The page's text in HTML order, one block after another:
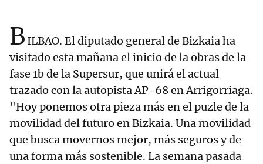
B ILBAO. El diputado general de Bizkaia ha
visitado esta mañana el inicio de la obras de la
fase 1b de la Supersur, que unirá el actual
trazado con la autopista AP-68 en Arrigorriaga.
"Hoy ponemos otra pieza más en el puzle de la
movilidad del futuro en Bizkaia. Una movilidad
que busca movernos mejor, más seguros y de
una forma más sostenible. La semana pasada